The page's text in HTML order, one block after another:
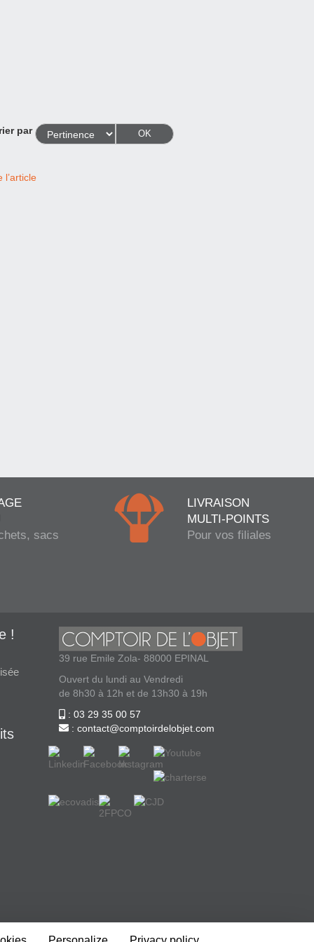
par OK
sacs
LIVRAISON
MULTI-POINTS
Pour vos filiales
!
39 rue Emile Zola- 88000 EPINAL
Ouvert du lundi au Vendredi
de 8h30 à 12h et de 13h30 à 19h
: 03 29 35 00 57
: contact@comptoirdelobjet.com